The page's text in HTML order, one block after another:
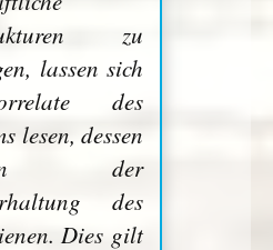
zu
lassen sich
des
lesen, dessen
der
des
Dies gilt